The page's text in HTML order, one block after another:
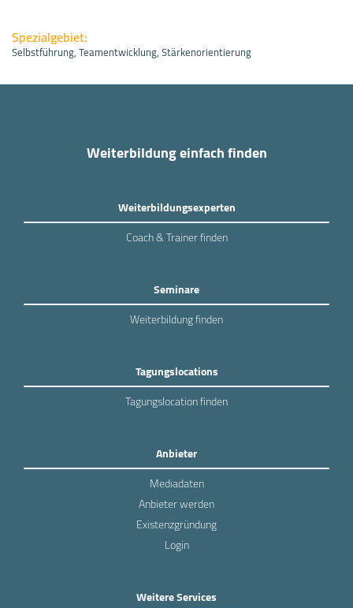
Spezialgebiet:
Selbstführung, Teamentwicklung, Stärkenorientierung
Weiterbildung einfach finden
Weiterbildungsexperten
Coach & Trainer finden
Seminare
Weiterbildung finden
Tagungslocations
Tagungslocation finden
Anbieter
Mediadaten
Anbieter werden
Existenzgründung
Login
Weitere Services